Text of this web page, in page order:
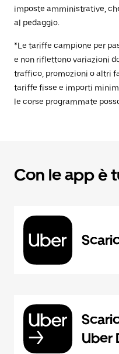
imposte amministrative,
al pedaggio.
*Le tariffe campione per
e non riflettono variazioni
traffico, promozioni o altri
tariffe fisse e importi
le corse programmate
Con le app è
Uber